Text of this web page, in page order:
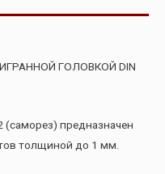
ГОЛОВКОЙ DIN
(саморез) предназначен
толщиной до 1 мм.